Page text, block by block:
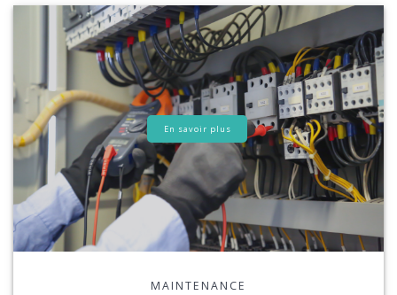
En savoir plus
MAINTENANCE